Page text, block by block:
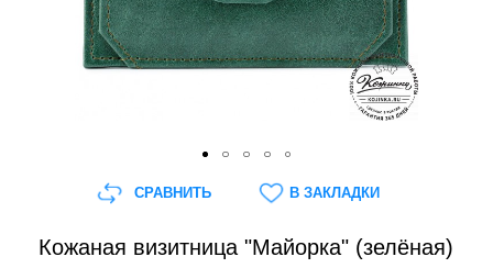
Кожаная визитница "Майорка" (зелёная)
СРАВНИТЬ В ЗАКЛАДКИ